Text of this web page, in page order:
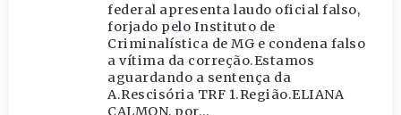
federal apresenta laudo oficial falso,
forjado pelo Instituto de
Criminalística de MG e condena falso
a vítima da correção.Estamos
aguardando a sentença da
A.Rescisória TRF 1.Região.ELIANA
CALMON, por…